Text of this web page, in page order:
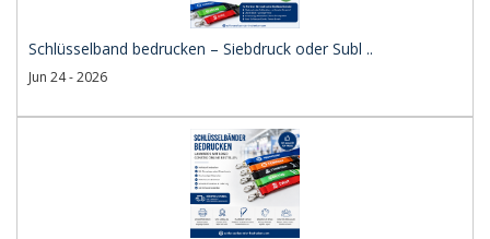
Schlüsselband bedrucken – Siebdruck oder Subl ..
Jun 24 - 2026